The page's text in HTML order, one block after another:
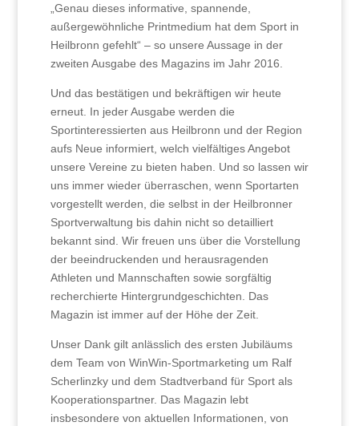
„Genau dieses informative, spannende,
außergewöhnliche Printmedium hat dem Sport in
Heilbronn gefehlt“ – so unsere Aussage in der
zweiten Ausgabe des Magazins im Jahr 2016.
Und das bestätigen und bekräftigen wir heute
erneut. In jeder Ausgabe werden die
Sportinteressierten aus Heilbronn und der Region
aufs Neue informiert, welch vielfältiges Angebot
unsere Vereine zu bieten haben. Und so lassen wir
uns immer wieder überraschen, wenn Sportarten
vorgestellt werden, die selbst in der Heilbronner
Sportverwaltung bis dahin nicht so detailliert
bekannt sind. Wir freuen uns über die Vorstellung
der beeindruckenden und herausragenden
Athleten und Mannschaften sowie sorgfältig
recherchierte Hintergrundgeschichten. Das
Magazin ist immer auf der Höhe der Zeit.
Unser Dank gilt anlässlich des ersten Jubiläums
dem Team von WinWin-Sportmarketing um Ralf
Scherlinzky und dem Stadtverband für Sport als
Kooperationspartner. Das Magazin lebt
insbesondere von aktuellen Informationen, von